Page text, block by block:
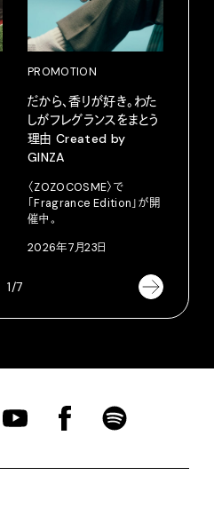
PROMOTION
だから、香りが好き。わた
しがフレグランスをまとう
理由 Created by
GINZA
〈ZOZOCOSME〉で
「Fragrance Edition」が開
催中。
2026年7月23日
1/7